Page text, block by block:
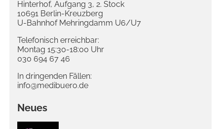
Hinterhof, Aufgang 3, 2. Stock
10691 Berlin-Kreuzberg
U-Bahnhof Mehringdamm U6/U7
Telefonisch erreichbar:
Montag 15:30-18:00 Uhr
030 694 67 46
In dringenden Fällen:
info@medibuero.de
Neues